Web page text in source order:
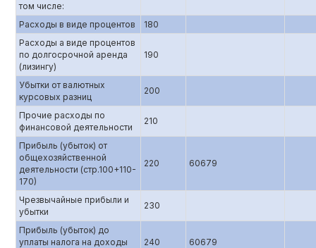
том числе:
Расходы в виде процентов
180
Расходы а виде процентов
по долгосрочной аренда
(лизингу)
190
Убытки от валютных
курсовых разниц
200
Прочие расходы по
финансовой деятельности
210
Прибыль (убыток) от
общехозяйственной
деятельности (стр.100+110-
170)
220 60679
Чрезвычайные прибыли и
убытки
230
Прибыль (убыток) до
уплаты налога на доходы
240 60679